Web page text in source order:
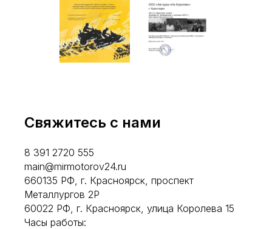
Свяжитесь с нами
8 391 2720 555
main@mirmotorov24.ru
660135 РФ, г. Красноярск, проспект
Металлургов 2Р
60022 РФ, г. Красноярск, улица Королева 15
Часы работы: